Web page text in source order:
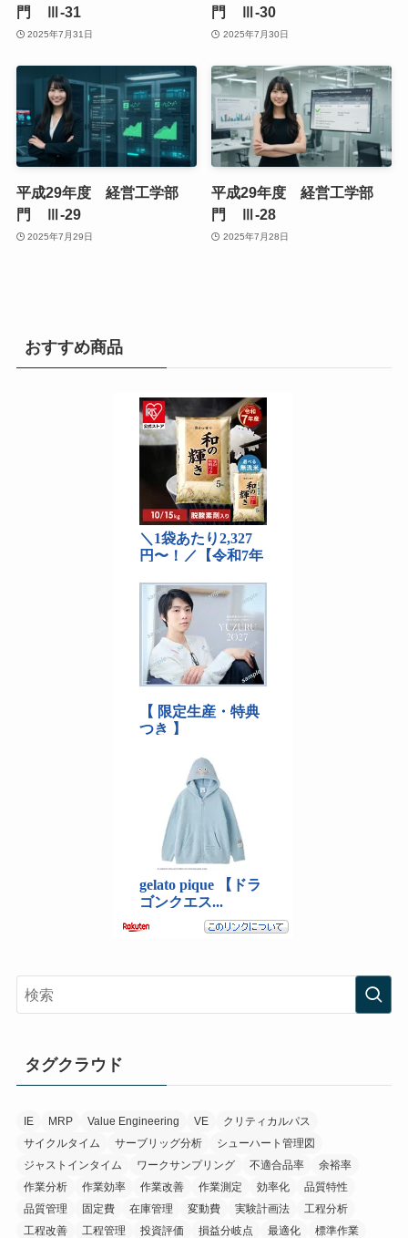
門 Ⅲ-31
2025年7月31日
門 Ⅲ-30
2025年7月30日
平成29年度 経営工学部
門 Ⅲ-29
2025年7月29日
平成29年度 経営工学部
門 Ⅲ-28
2025年7月28日
おすすめ商品
タグクラウド
IE MRP Value Engineering VE
クリティカルパス
サイクルタイム
サーブリッグ分析
シューハート管理図
ジャストインタイム
ワークサンプリング 不適合品率
余裕率
作業分析
作業効率 作業改善 作業測定 効率化
品質特性
品質管理
固定費 在庫管理 変動費 実験計画法
工程分析
工程改善
工程管理 投資評価 損益分岐点 最適化
標準作業